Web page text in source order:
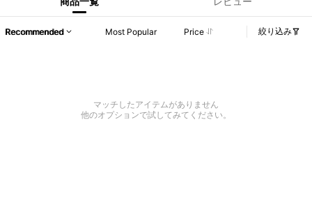
Recommended Most Popular Price 絞り込み
マッチしたアイテムがありません
他のオプションで試してみてください。